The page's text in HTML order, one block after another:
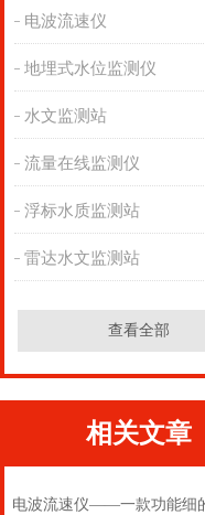
电波流速仪
地埋式水位监测仪
水文监测站
流量在线监测仪
浮标水质监测站
雷达水文监测站
查看全部
相关文章